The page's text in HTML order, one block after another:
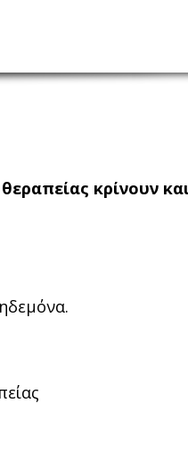
κρίνουν